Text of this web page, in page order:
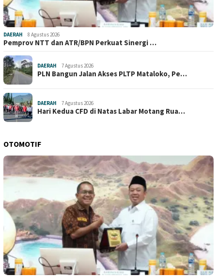
DAERAH 8 Agustus 2026
Pemprov NTT dan ATR/BPN Perkuat Sinergi …
DAERAH 7 Agustus 2026
PLN Bangun Jalan Akses PLTP Mataloko, Pe…
DAERAH 7 Agustus 2026
Hari Kedua CFD di Natas Labar Motang Rua…
OTOMOTIF